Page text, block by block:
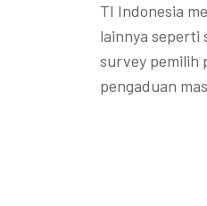
TI Indonesia
lainnya seperti
survey pemilih
pengaduan